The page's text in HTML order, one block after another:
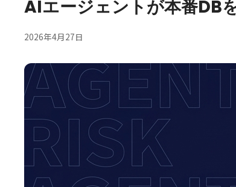
AIエージェントが本番DB
2026年4月27日